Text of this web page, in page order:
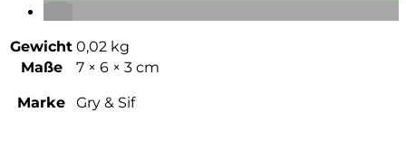
Gewicht 0,02 kg
Maße
7 × 6 × 3 cm
Marke Gry & Sif